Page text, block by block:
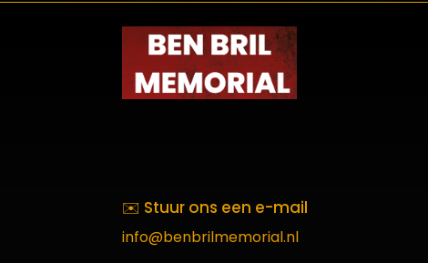
✉️ Stuur ons een e-mail
info@benbrilmemorial.nl